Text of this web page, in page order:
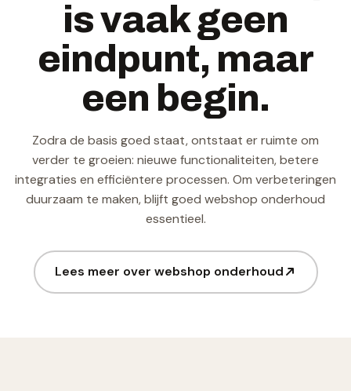
is vaak geen
eindpunt, maar
een begin.
Zodra de basis goed staat, ontstaat er ruimte om
verder te groeien: nieuwe functionaliteiten, betere
integraties en efficiëntere processen. Om verbeteringen
duurzaam te maken, blijft goed webshop onderhoud
essentieel.
Lees meer over webshop onderhoud